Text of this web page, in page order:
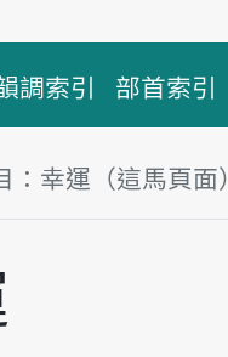
調索引 部首索引
：幸運（這馬頁面）